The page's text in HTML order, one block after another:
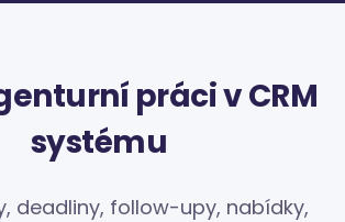
práci v CRM
systému
deadliny, follow-upy, nabídky,